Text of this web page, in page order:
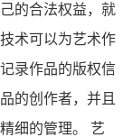
的合法权益，就
术可以为艺术作
录作品的版权信
的创作者，并且
细的管理。 艺